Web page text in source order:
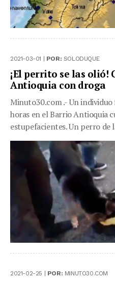
2021-03-01 | POR: SOLODUQUE
¡El perrito se las olió!
Antioquia con droga
Minuto30.com .- Un
horas en el Barrio Antioquia
estupefacientes. Un perro de
2021-02-25 | POR: MINUTO30.COM